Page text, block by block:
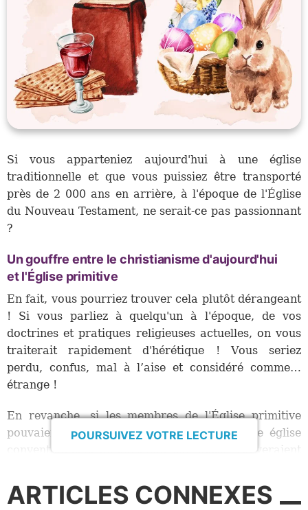
Si vous apparteniez aujourd'hui à une église
traditionnelle et que vous puissiez être transporté
près de 2 000 ans en arrière, à l'époque de l'Église
du Nouveau Testament, ne serait-ce pas passionnant
?
Un gouffre entre le christianisme d'aujourd'hui
et l'Église primitive
En fait, vous pourriez trouver cela plutôt dérangeant
! Si vous parliez à quelqu'un à l'époque, de vos
doctrines et pratiques religieuses actuelles, on vous
traiterait rapidement d'hérétique ! Vous seriez
perdu, confus, mal à l’aise et considéré comme…
étrange !
En revanche, si les membres de l'Église primitive
pouvaient être ressuscités et intégrés à une église
conventionnelle aujourd'hui, eux aussi trouveraient
du christianisme actuel n'ont quasiment rien en
commun avec celles de Jésus et de l'Église qu'il a
POURSUIVEZ VOTRE LECTURE
ARTICLES CONNEXES